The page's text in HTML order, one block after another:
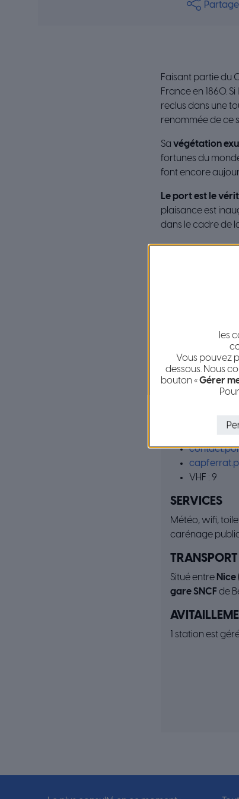
Faisant partie du
France en 1860.
reclus dans une
renommée de ce
Sa végétation
fortunes du
font encore
Le port est le
plaisance est
dans le cadre de
De lourds travaux
LA
555 postes
Longueur
Tirant
VHF : 9
SERVICES
Météo, wifi,
carénage
TRANSPORT
Situé entre Nice
gare SNCF de
1 station est
les
Vous pouvez
dessous. Nous
bouton «Gérer